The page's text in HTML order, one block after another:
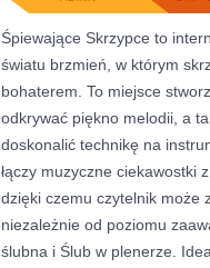
Śpiewające Skrzypce to
światu brzmień, w którym
bohaterem. To miejsce
odkrywać piękno melodii, a
doskonalić technikę na
łączy muzyczne ciekawostki
dzięki czemu czytelnik może
niezależnie od poziomu
ślubna i Ślub w plenerze.